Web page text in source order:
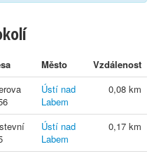
Město
Vzdálenost
Ústí nad
Labem
0,08 km
Ústí nad
Labem
0,17 km